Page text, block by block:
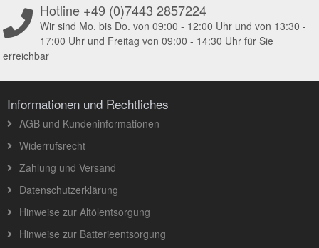
Hotline +49 (0)7443 2857224
Wir sind Mo. bis Do. von 09:00 - 12:00 Uhr und von 13:30 -
17:00 Uhr und Freitag von 09:00 - 14:30 Uhr für Sie
erreichbar
Informationen und Rechtliches
AGB und Kundeninformationen
Widerrufsrecht
Zahlung und Versand
Datenschutzerklärung
Hinweise zur Altölentsorgung
Hinweise zur Batterieentsorgung